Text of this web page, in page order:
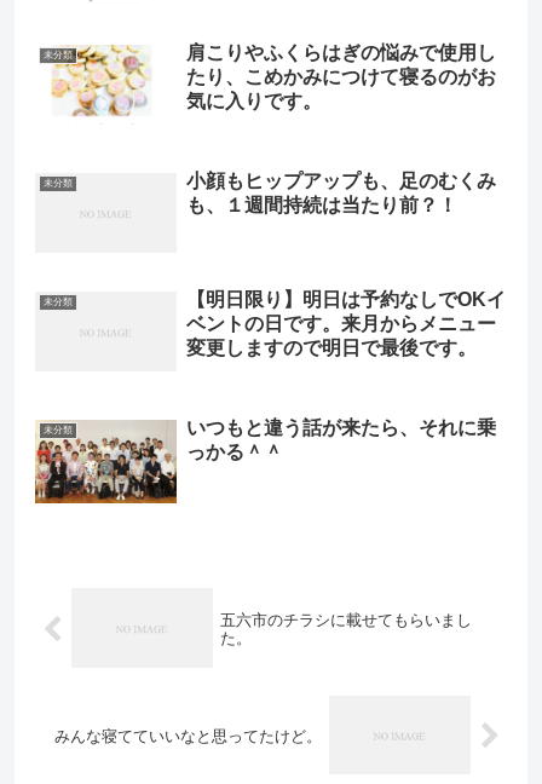
未分類
肩こりやふくらはぎの悩みで使用し
たり、こめかみにつけて寝るのがお
気に入りです。
未分類
小顔もヒップアップも、足のむくみ
も、１週間持続は当たり前？！
未分類
【明日限り】明日は予約なしでOKイ
ベントの日です。来月からメニュー
変更しますので明日で最後です。
未分類
いつもと違う話が来たら、それに乗
っかる＾＾
五六市のチラシに載せてもらいまし
た。
みんな寝てていいなと思ってたけど。